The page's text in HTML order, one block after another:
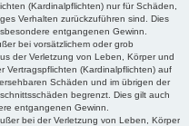
(Kardinalpflichten) nur für Schäden,
Verhalten zurückzuführen sind. Dies
entgangenen Gewinn.
bei vorsätzlichem oder grob
der Verletzung von Leben, Körper und
Vertragspflichten (Kardinalpflichten) auf
Schäden und im übrigen der
begrenzt. Dies gilt auch
entgangenen Gewinn.
bei der Verletzung von Leben, Körper